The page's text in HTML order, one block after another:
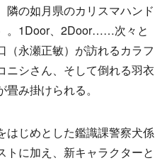
隣の如月県のカリスマハンド
。1Door、2Door……次々と
（永瀬正敏）が訪れるカラフ
ニシさん、そして倒れる羽衣
み掛けられる。
じめとした鑑識課警察犬係
に加え、新キャラクターと